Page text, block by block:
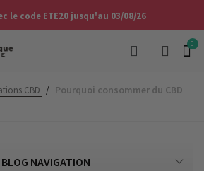
le code ETE20 jusqu'au 03/08/26
CBD / Pourquoi consommer du CBD
BLOG NAVIGATION